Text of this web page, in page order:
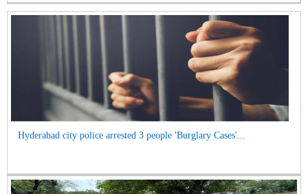
Hyderabad city police arrested 3 people 'Burglary Cases'...